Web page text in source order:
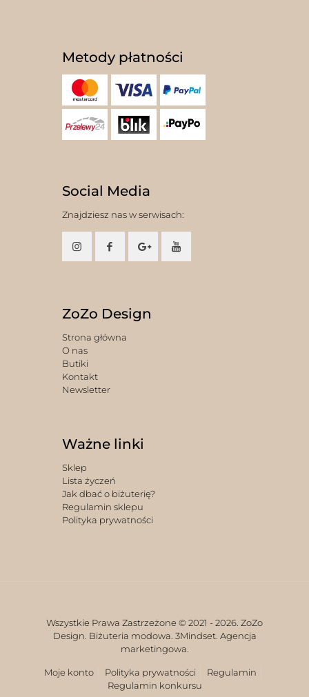
Metody płatności
Social Media
Znajdziesz nas w serwisach:
ZoZo Design
Strona główna
O nas
Butiki
Kontakt
Newsletter
Ważne linki
Sklep
Lista życzeń
Jak dbać o biżuterię?
Regulamin sklepu
Polityka prywatności
Wszystkie Prawa Zastrzeżone © 2021 - 2026. ZoZo
Design. Biżuteria modowa. 3Mindset. Agencja
marketingowa.
Moje konto Polityka prywatności
Regulamin
Regulamin konkursu